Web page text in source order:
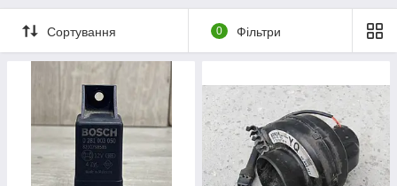
Сортування 0 Фільтри